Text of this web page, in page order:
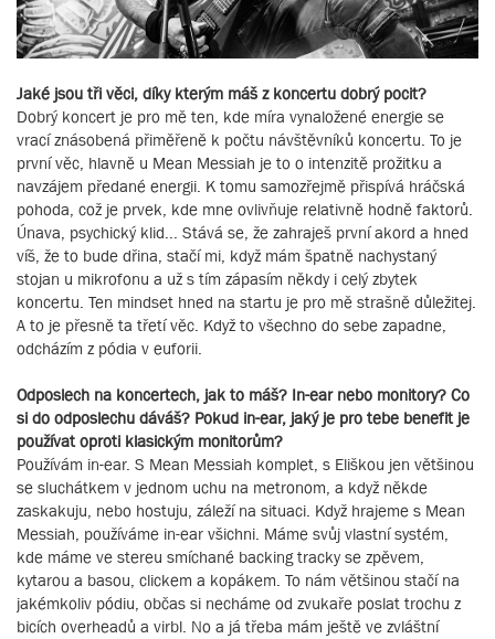
Jaké jsou tři věci, díky kterým máš z koncertu dobrý pocit?
Dobrý koncert je pro mě ten, kde míra vynaložené energie se
vrací znásobená přiměřeně k počtu návštěvníků koncertu. To je
první věc, hlavně u Mean Messiah je to o intenzitě prožitku a
navzájem předané energii. K tomu samozřejmě přispívá hráčská
pohoda, což je prvek, kde mne ovlivňuje relativně hodně faktorů.
Únava, psychický klid... Stává se, že zahraješ první akord a hned
víš, že to bude dřina, stačí mi, když mám špatně nachystaný
stojan u mikrofonu a už s tím zápasím někdy i celý zbytek
koncertu. Ten mindset hned na startu je pro mě strašně důležitej.
A to je přesně ta třetí věc. Když to všechno do sebe zapadne,
odcházím z pódia v euforii.
Odposlech na koncertech, jak to máš? In-ear nebo monitory? Co
si do odposlechu dáváš? Pokud in-ear, jaký je pro tebe benefit je
používat oproti klasickým monitorům?
Používám in-ear. S Mean Messiah komplet, s Eliškou jen většinou
se sluchátkem v jednom uchu na metronom, a když někde
zaskakuju, nebo hostuju, záleží na situaci. Když hrajeme s Mean
Messiah, používáme in-ear všichni. Máme svůj vlastní systém,
kde máme ve stereu smíchané backing tracky se zpěvem,
kytarou a basou, clickem a kopákem. To nám většinou stačí na
jakémkoliv pódiu, občas si necháme od zvukaře poslat trochu z
bicích overheadů a virbl. No a já třeba mám ještě ve zvláštní